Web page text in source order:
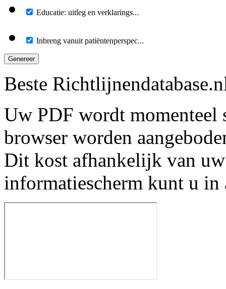
Educatie: uitleg en verklarings...
Inbreng vanuit patiëntenperspec...
Genereer
Beste
Uw PDF wordt momenteel
browser worden
Dit kost afhankelijk van
informatiescherm kunt u